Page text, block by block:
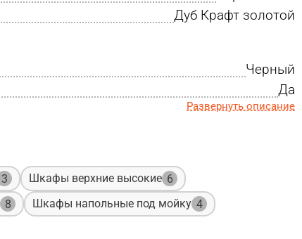
Дуб Крафт золотой
Черный
Да
Развернуть описание
3 Шкафы верхние высокие 6
8 Шкафы напольные под мойку 4